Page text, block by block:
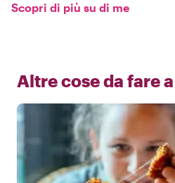
Scopri di più su di me
Altre cose da fare a